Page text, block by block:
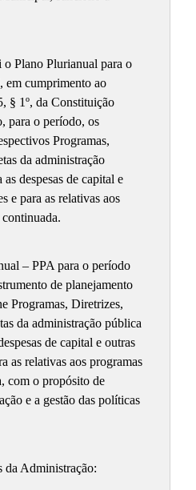
Plano Plurianual para o
em cumprimento ao
§ 1º, da Constituição
para o período, os
Programas,
da administração
despesas de capital e
e para as relativas aos
– PPA para o período
de planejamento
Programas, Diretrizes,
da administração pública
de capital e outras
as relativas aos programas
com o propósito de
e a gestão das políticas
da Administração: